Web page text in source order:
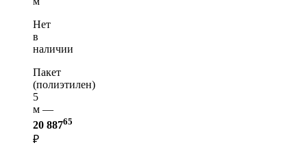
Нет
в
наличии
Пакет
(полиэтилен)
5
м —
20 88765
₽